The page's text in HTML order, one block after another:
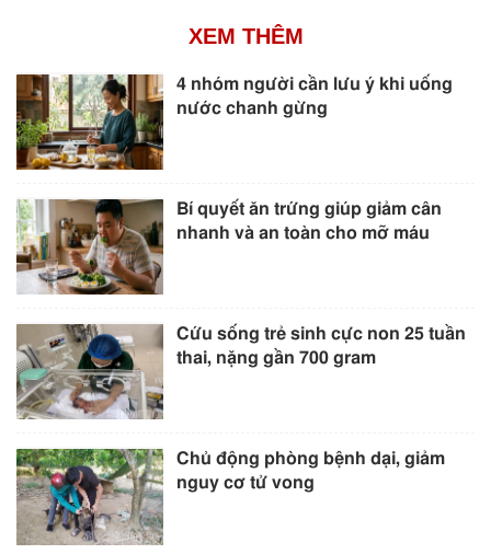
XEM THÊM
4 nhóm người cần lưu ý khi uống
nước chanh gừng
Bí quyết ăn trứng giúp giảm cân
nhanh và an toàn cho mỡ máu
Cứu sống trẻ sinh cực non 25 tuần
thai, nặng gần 700 gram
Chủ động phòng bệnh dại, giảm
nguy cơ tử vong